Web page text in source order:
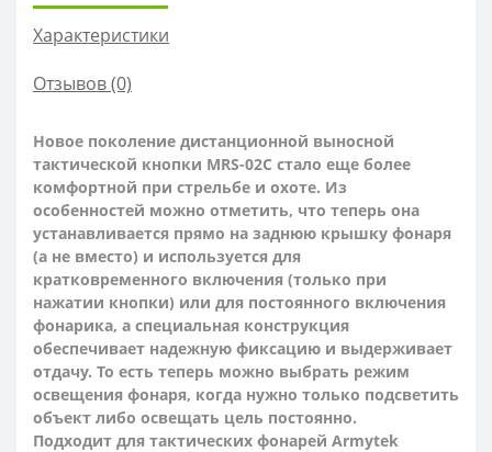
Характеристики
Отзывов (0)
Новое поколение дистанционной выносной
тактической кнопки MRS-02C стало еще более
комфортной при стрельбе и охоте. Из
особенностей можно отметить, что теперь она
устанавливается прямо на заднюю крышку фонаря
(а не вместо) и используется для
кратковременного включения (только при
нажатии кнопки) или для постоянного включения
фонарика, а специальная конструкция
обеспечивает надежную фиксацию и выдерживает
отдачу. То есть теперь можно выбрать режим
освещения фонаря, когда нужно только подсветить
объект либо освещать цель постоянно.
Подходит для тактических фонарей Armytek